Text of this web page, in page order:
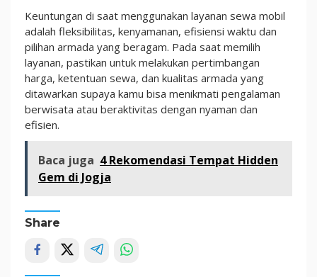
Keuntungan di saat menggunakan layanan sewa mobil
adalah fleksibilitas, kenyamanan, efisiensi waktu dan
pilihan armada yang beragam. Pada saat memilih
layanan, pastikan untuk melakukan pertimbangan
harga, ketentuan sewa, dan kualitas armada yang
ditawarkan supaya kamu bisa menikmati pengalaman
berwisata atau beraktivitas dengan nyaman dan
efisien.
Baca juga 4 Rekomendasi Tempat Hidden
Gem di Jogja
Share